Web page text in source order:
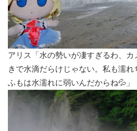
アリス「水の勢いが凄すぎるわ、
きで水滴だらけじゃない。私も濡れ
ふもは水濡れに弱いんだからね💦」